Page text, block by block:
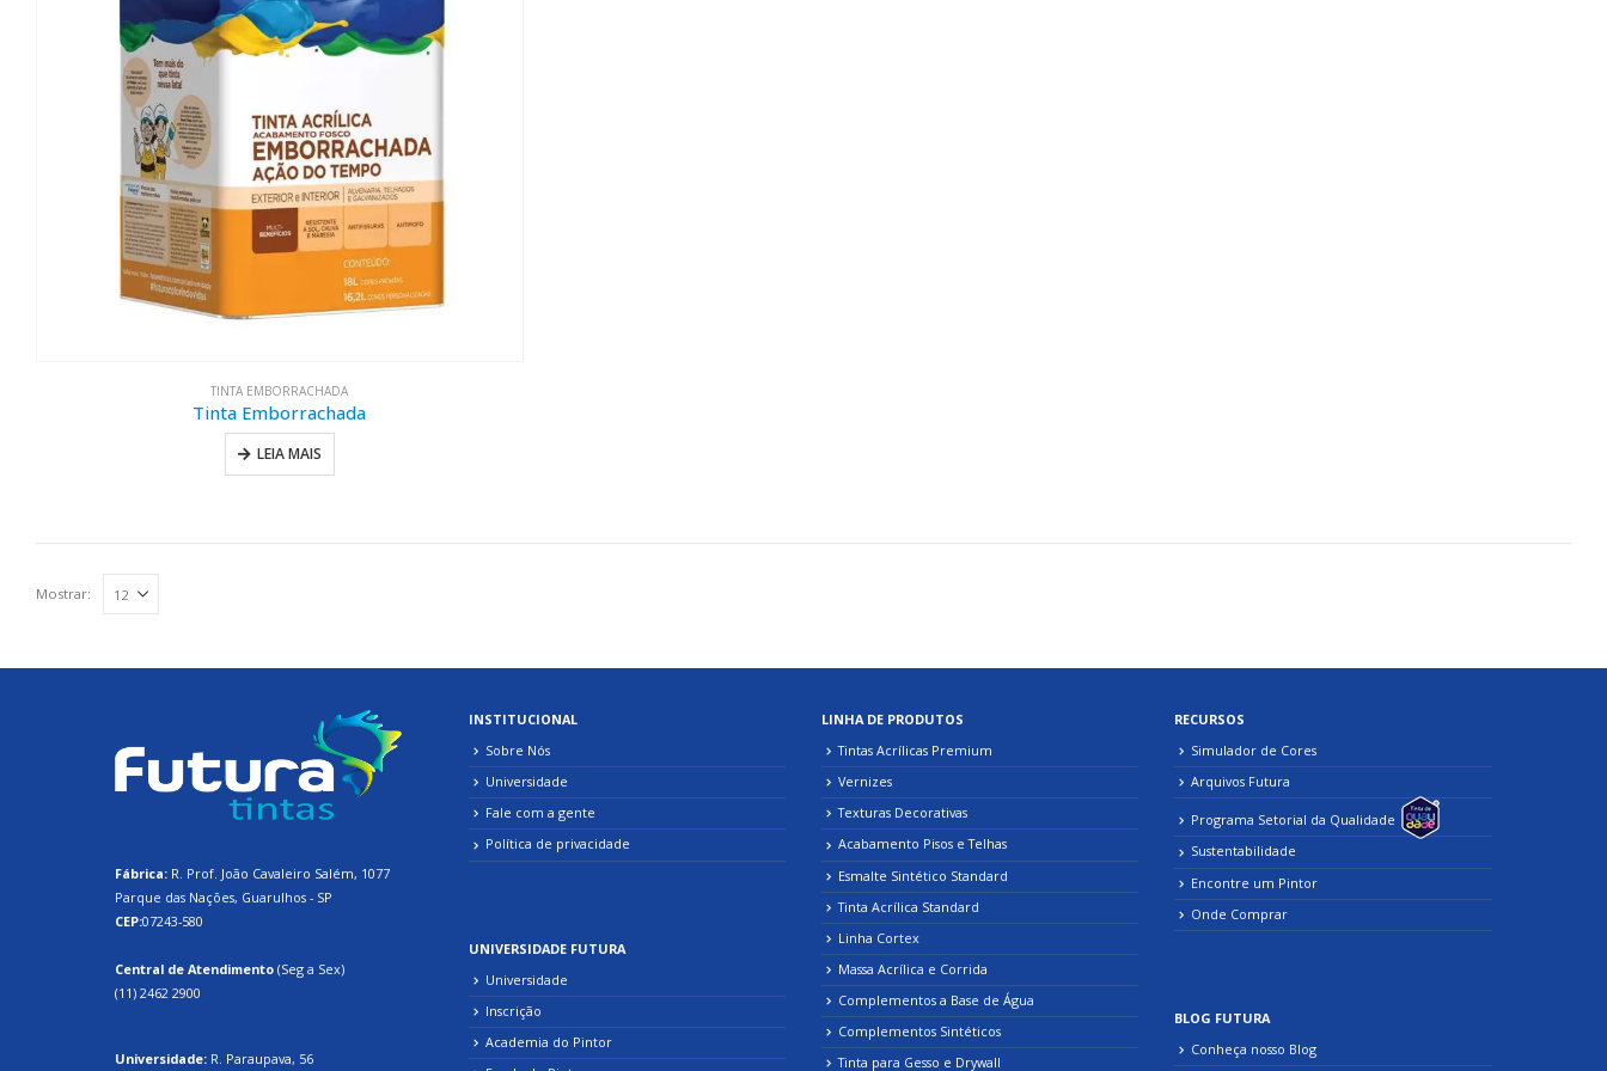
TINTA EMBORRACHADA
Tinta Emborrachada
LEIA MAIS
Mostrar:
Fábrica: R. Prof. João Cavaleiro Salém, 1077
Parque das Nações, Guarulhos - SP
CEP:07243-580
Central de Atendimento (Seg a Sex)
(11) 2462 2900
Universidade: R. Paraupava, 56
INSTITUCIONAL
Sobre Nós
Universidade
Fale com a gente
Política de privacidade
UNIVERSIDADE FUTURA
Universidade
Inscrição
Academia do Pintor
LINHA DE PRODUTOS
Tintas Acrílicas Premium
Vernizes
Texturas Decorativas
Acabamento Pisos e Telhas
Esmalte Sintético Standard
Tinta Acrílica Standard
Linha Cortex
Massa Acrílica e Corrida
Complementos a Base de Água
Complementos Sintéticos
Tinta para Gesso e Drywall
RECURSOS
Simulador de Cores
Arquivos Futura
Programa Setorial da Qualidade
Sustentabilidade
Encontre um Pintor
Onde Comprar
BLOG FUTURA
Conheça nosso Blog